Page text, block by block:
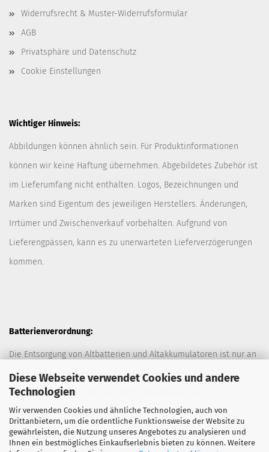
Diese Webseite verwendet Cookies und andere
Technologien
Wir verwenden Cookies und ähnliche Technologien, auch von
Drittanbietern, um die ordentliche Funktionsweise der Website zu
gewährleisten, die Nutzung unseres Angebotes zu analysieren und
Ihnen ein bestmögliches Einkaufserlebnis bieten zu können. Weitere
Widerrufsrecht & Muster-Widerrufsformular
AGB
Privatsphäre und Datenschutz
Cookie Einstellungen
Wichtiger Hinweis:
Abbildungen können ähnlich sein. Für Produktinformationen
können wir keine Haftung übernehmen. Abgebildetes Zubehör ist
im Lieferumfang nicht enthalten. Logos, Bezeichnungen und
Marken sind Eigentum des jeweiligen Herstellers. Änderungen,
Irrtümer und Zwischenverkauf vorbehalten. Aufgrund von
Lieferengpässen, kann es zu unerwarteten Lieferverzögerungen
kommen.
Batterienverordnung:
Die Entsorgung von Altbatterien und Altakkumulatoren ist nur an
davor vorgesehen Sammelstellen (Müllplätzen) erlaubt. Des
Weiteren hat der Kunde das Recht Altbatterien und
Altakkumulatoren ausreichend frankiert an den Anbieter
zurückzuschicken. Die Entsorgung der Altbatterien und